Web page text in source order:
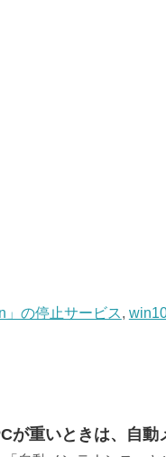
n」の停止サービス,
が重いときは、自動